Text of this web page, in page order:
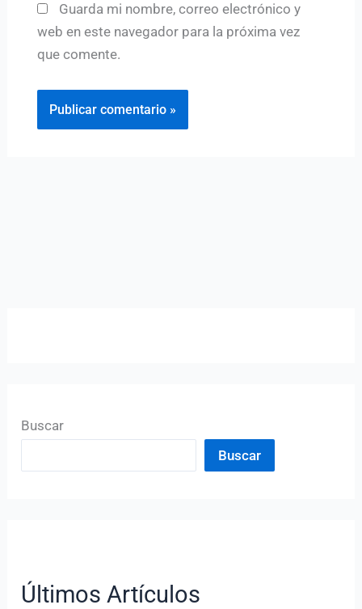
Guarda mi nombre, correo electrónico y
web en este navegador para la próxima vez
que comente.
Buscar
Buscar
Últimos Artículos